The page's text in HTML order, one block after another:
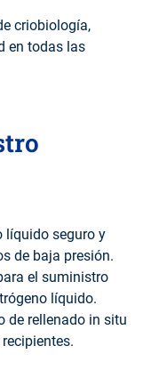
criobiología,
en todas las
líquido seguro y
de baja presión.
el suministro
líquido.
de rellenado in situ